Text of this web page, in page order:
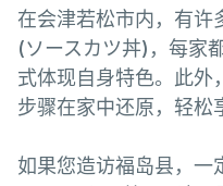
在会津若松市内，有许
(ソースカツ丼)，每家
式体现自身特色。此外
步骤在家中还原，轻松
如果您造访福岛县，一